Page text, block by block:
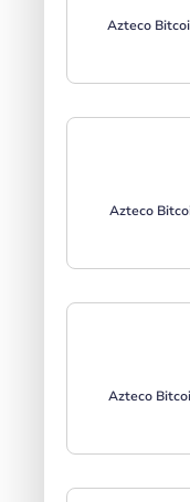
Azteco
Azteco
Azteco